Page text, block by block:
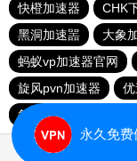
快橙加速器
CHK
黑洞加速噐
大象
蚂蚁vp加速器官网
旋风pvn加速器
每天试用一小时加速器
永久免